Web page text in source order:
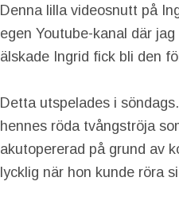
Denna lilla videosnutt på
egen Youtube-kanal där
älskade Ingrid fick bli den
Detta utspelades i
hennes röda tvångströja
akutopererad på grund av
lycklig när hon kunde röra